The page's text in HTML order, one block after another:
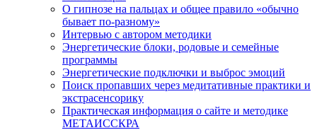
О гипнозе на пальцах и общее правило «обычно
бывает по-разному»
Интервью с автором методики
Энергетические блоки, родовые и семейные
программы
Энергетические подключки и выброс эмоций
Поиск пропавших через медитативные практики и
экстрасенсорику
Практическая информация о сайте и методике
МЕТАИССКРА